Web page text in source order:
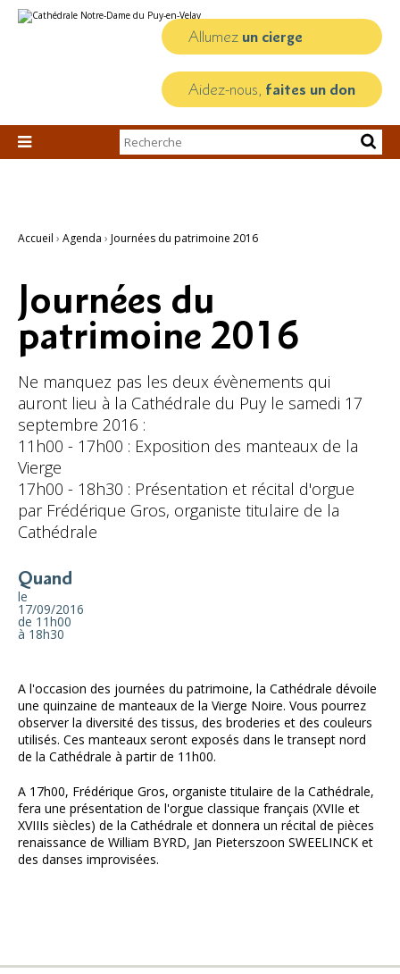
au
personnels
Allumez un cierge
Aidez-nous, faites un don

Chercher par
Recherche
Accueil › Agenda › Journées du patrimoine 2016
Journées du
patrimoine 2016
Ne manquez pas les deux évènements qui
auront lieu à la Cathédrale du Puy le samedi 17
septembre 2016 :
11h00 - 17h00 : Exposition des manteaux de la
Vierge
17h00 - 18h30 : Présentation et récital d'orgue
par Frédérique Gros, organiste titulaire de la
Cathédrale
Quand
le
17/09/2016
de 11h00
à 18h30
A l'occasion des journées du patrimoine, la Cathédrale dévoile
une quinzaine de manteaux de la Vierge Noire. Vous pourrez
observer la diversité des tissus, des broderies et des couleurs
utilisés. Ces manteaux seront exposés dans le transept nord
de la Cathédrale à partir de 11h00.
A 17h00, Frédérique Gros, organiste titulaire de la Cathédrale,
fera une présentation de l'orgue classique français (XVIIe et
XVIIIs siècles) de la Cathédrale et donnera un récital de pièces
renaissance de William BYRD, Jan Pieterszoon SWEELINCK et
des danses improvisées.